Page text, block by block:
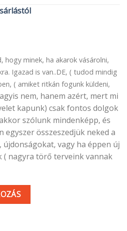
minek, ha akarok vásárolni,
Igazad is van..DE, ( tudod mindig
( amiket ritkán fogunk küldeni,
nem, hanem azért, mert mi
kapunk) csak fontos dolgok
szólunk mindenképp, és
egyszer összeszedjük neked a
vagy ha éppen új
( nagyra törő terveink vannak